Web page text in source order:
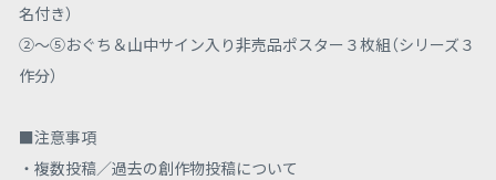
名付き）
②～⑤おぐち＆山中サイン入り非売品ポスター３枚組（シリーズ３
作分）
■注意事項
・複数投稿／過去の創作物投稿について